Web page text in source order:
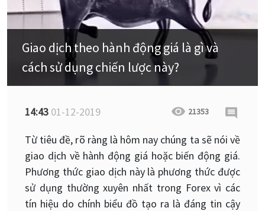
Giao dịch theo hành động giá là gì và
cách sử dụng chiến lược này?
14:43 01-12-2019 21353
Từ tiêu đề, rõ ràng là hôm nay chúng ta sẽ nói về
giao dịch về hành động giá hoặc biến động giá.
Phương thức giao dịch này là phương thức được
sử dụng thường xuyên nhất trong Forex vì các
tín hiệu do chính biểu đồ tạo ra là đáng tin cậy